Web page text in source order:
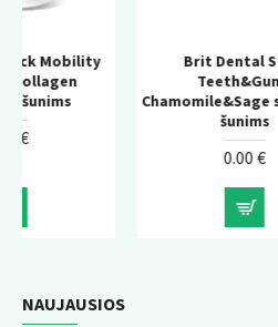
Brit Dental Stick
Chamomile&Sage skanėstas
NAUJAUSIOS